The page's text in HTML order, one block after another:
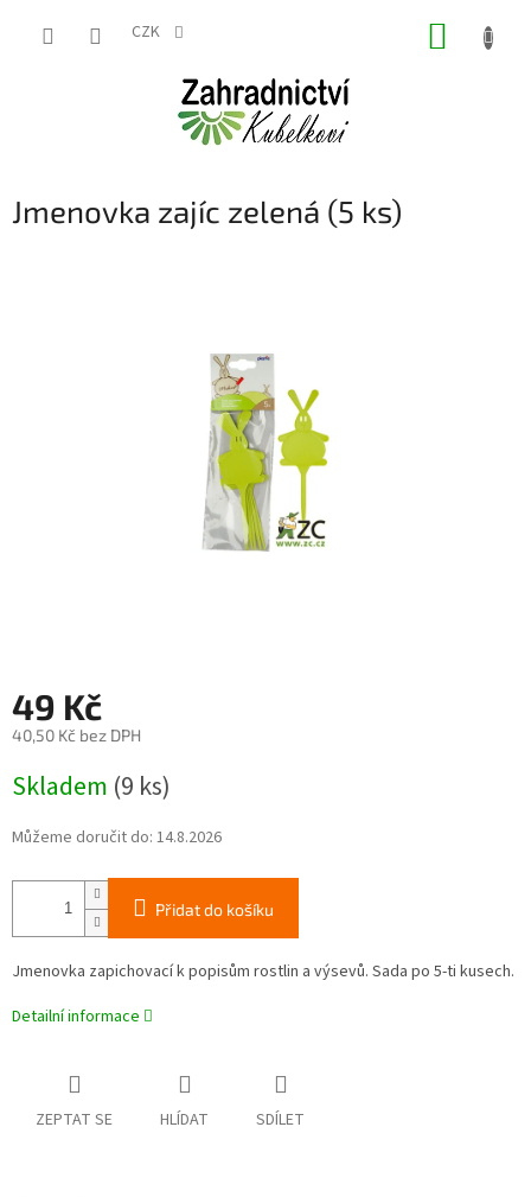
CZK
Jmenovka zajíc zelená (5 ks)
49 Kč
40,50 Kč bez DPH
cena:
Skladem (9 ks)
Můžeme doručit do: 14.8.2026
Přidat do košíku
Jmenovka zapichovací k popisům rostlin a výsevů. Sada po 5-ti kusech.
Detailní informace
ZEPTAT SE HLÍDAT SDÍLET